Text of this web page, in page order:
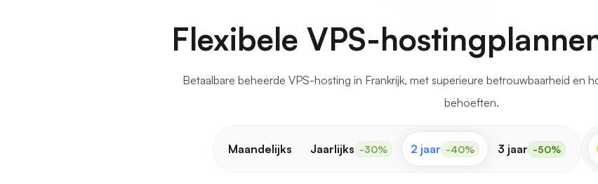
Flexibele VPS-
Betaalbare beheerde VPS-hosting in Frankrijk, met superieure betrouwbaarheid en
behoeften.
Maandelijks Jaarlijks -30% 2 jaar -40% 3 jaar -50%